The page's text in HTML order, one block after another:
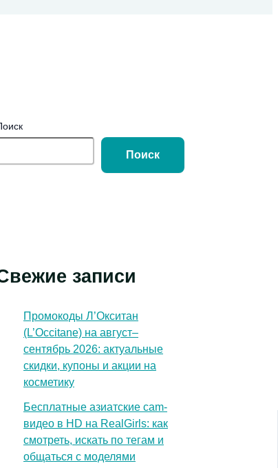
Поиск
записи
Промокоды Л’Окситан
(L’Occitane) на август–
сентябрь 2026: актуальные
скидки, купоны и акции на
косметику
Бесплатные азиатские cam-
видео в HD на RealGirls: как
смотреть, искать по тегам и
общаться с моделями